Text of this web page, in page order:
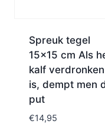
Spreuk tegel
15×15 cm Als
kalf verdronken
is, dempt men
put
€14,95